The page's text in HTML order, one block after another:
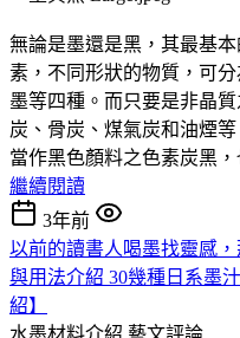
無論是墨還是黑，其最基
素，不同形狀的物質，可
墨等四種。而只要是非晶
炭、骨炭、煤氣炭和油煙
當作黑色顏料之色素炭黑
繼續閱讀
3年前
以前的讀書人喝墨找靈感
與用法介紹 30幾種日系墨
紹】
水墨材料介紹 藝文評論